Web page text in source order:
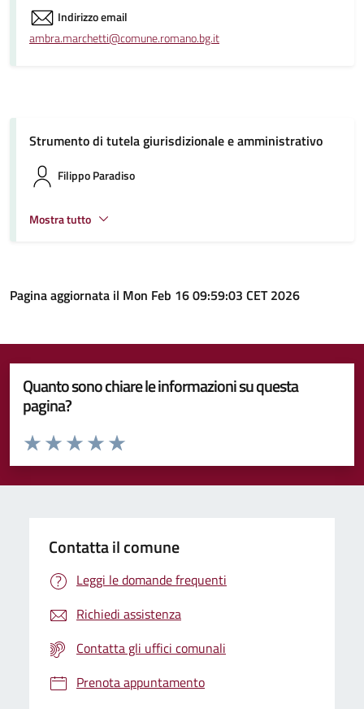
Indirizzo email
ambra.marchetti@comune.romano.bg.it
Strumento di tutela giurisdizionale e amministrativo
Filippo Paradiso
Mostra tutto
Pagina aggiornata il Mon Feb 16 09:59:03 CET 2026
Quanto sono chiare le informazioni su questa
pagina?
Valuta da 1 a 5 stelle la pagina
Valuta 5 stelle su 5
Valuta 4 stelle su 5
Valuta 3 stelle su 5
Valuta 2 stelle su 5
Valuta 1 stelle su 5
Contatta il comune
Leggi le domande frequenti
Richiedi assistenza
Contatta gli uffici comunali
Prenota appuntamento